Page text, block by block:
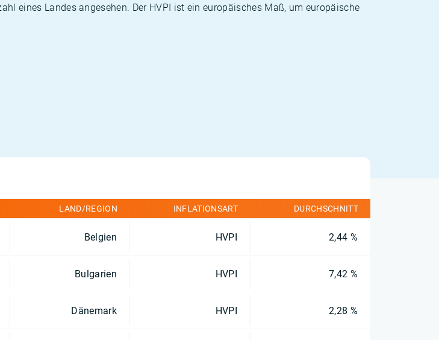
eines Landes angesehen. Der HVPI ist ein europäisches Maß, um europäische
LAND/REGION INFLATIONSART DURCHSCHNITT
Belgien HVPI 2,44 %
Bulgarien HVPI 7,42 %
Dänemark HVPI 2,28 %